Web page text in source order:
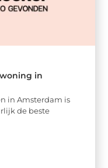
in
in Amsterdam is
de beste